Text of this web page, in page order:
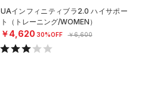
UAインフィニティブラ2.0 ハイサポー
ト（トレーニング/WOMEN）
￥4,620 30%OFF ￥6,600